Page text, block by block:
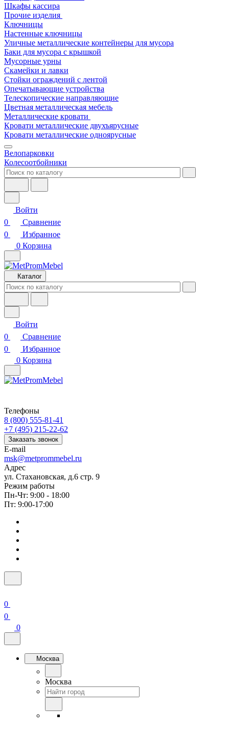
Шкафы кассира
Прочие изделия
Ключницы
Настенные ключницы
Уличные металлические контейнеры для мусора
Баки для мусора с крышкой
Мусорные урны
Скамейки и лавки
Стойки ограждений с лентой
Опечатывающие устройства
Телескопические направляющие
Цветная металлическая мебель
Металлические кровати
Кровати металлические двухъярусные
Кровати металлические одноярусные
Велопарковки
Колесоотбойники
Войти
0
Сравнение
0
Избранное
0 Корзина
Каталог
Войти
0
Сравнение
0
Избранное
0 Корзина
Телефоны
8 (800) 555-81-41
+7 (495) 215-22-62
Заказать звонок
E-mail
msk@metprommebel.ru
Адрес
ул. Стахановская, д.6 стр. 9
Режим работы
Пн-Чт: 9:00 - 18:00
Пт: 9:00-17:00
0
0
0
Москва
Москва